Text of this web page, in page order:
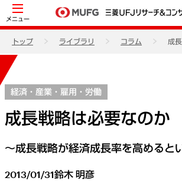
メニュー
トップ ライブラリ コラム 成
経済・産業・雇用・労働
成長戦略は必要なのか
～成長戦略が経済成長率を高めると
2013/01/31鈴木 明彦